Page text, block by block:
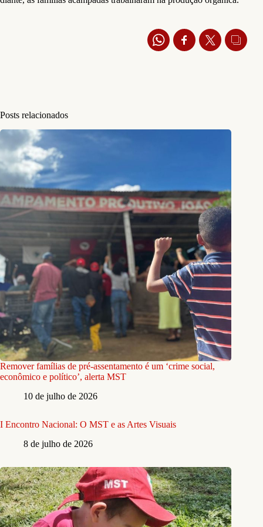
Posts relacionados
Remover famílias de pré-assentamento é um ‘crime social,
econômico e político’, alerta MST
10 de julho de 2026
I Encontro Nacional: O MST e as Artes Visuais
8 de julho de 2026